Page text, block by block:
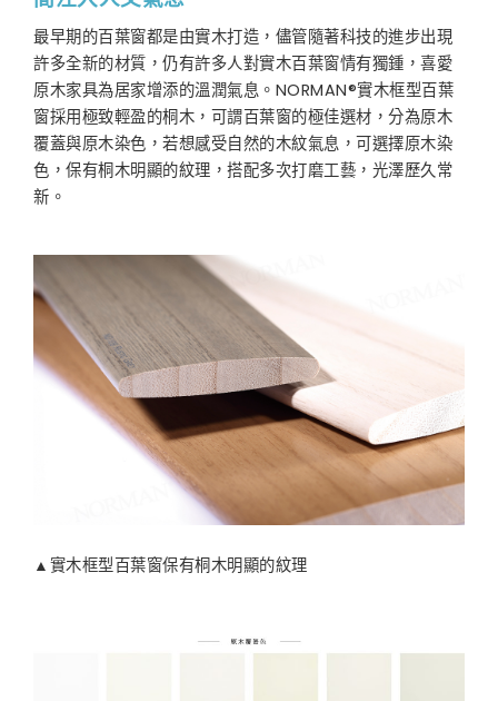
最早期的百葉窗都是由實木打造，儘管隨著科技的進步出現
許多全新的材質，仍有許多人對實木百葉窗情有獨鍾，喜愛
原木家具為居家增添的溫潤氣息。NORMAN®實木框型百葉
窗採用極致輕盈的桐木，可謂百葉窗的極佳選材，分為原木
覆蓋與原木染色，若想感受自然的木紋氣息，可選擇原木染
色，保有桐木明顯的紋理，搭配多次打磨工藝，光澤歷久常
新。
▲實木框型百葉窗保有桐木明顯的紋理